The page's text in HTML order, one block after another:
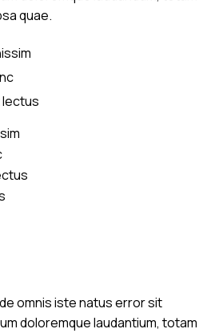
quae.
lectus
omnis iste natus error sit
doloremque laudantium, totam